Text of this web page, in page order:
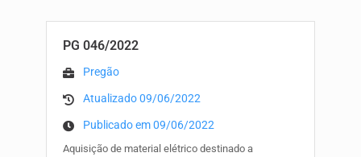
PG 046/2022
Pregão
Atualizado 09/06/2022
Publicado em 09/06/2022
Aquisição de material elétrico destinado a